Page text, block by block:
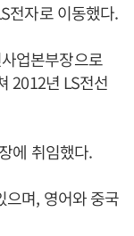
전자로 이동했다.
업본부장으로
2012년 LS전선
에 취임했다.
으며, 영어와 중국